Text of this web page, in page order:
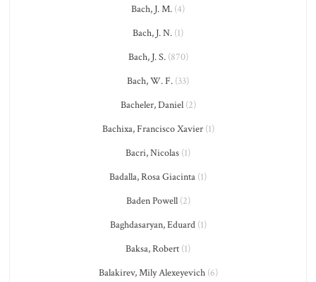
Bach, J. M. (4)
Bach, J. N. (1)
Bach, J. S.(870)
Bach, W. F. (33)
Bacheler, Daniel(2)
Bachixa, Francisco Xavier(1)
Bacri, Nicolas (1)
Badalla, Rosa Giacinta (1)
Baden Powell(2)
Baghdasaryan, Eduard(1)
Baksa, Robert (1)
Balakirev, Mily Alexeyevich(6)